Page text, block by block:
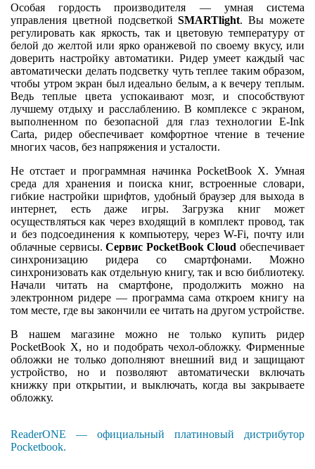
Особая гордость производителя — умная система
управления цветной подсветкойSMARTlight. Вы можете
регулировать как яркость, так и цветовую температуру от
белой до желтой или ярко оранжевой по своему вкусу, или
доверить настройку автоматики. Ридер умеет каждый час
автоматически делать подсветку чуть теплее таким образом,
чтобы утром экран был идеально белым, а к вечеру теплым.
Ведь теплые цвета успокаивают мозг, и способствуют
лучшему отдыху и расслаблению. В комплексе с экраном,
выполненном по безопасной для глаз технологии E-Ink
Carta, ридер обеспечивает комфортное чтение в течение
многих часов, без напряжения и усталости.
Не отстает и программная начинка PocketBook X. Умная
среда для хранения и поиска книг, встроенные словари,
гибкие настройки шрифтов, удобный браузер для выхода в
интернет, есть даже игры. Загрузка книг может
осуществляться как через входящий в комплект провод, так
и без подсоединения к компьютеру, через W-Fi, почту или
облачные сервисы.Сервис PocketBook Cloud обеспечивает
синхронизацию ридера со смартфонами. Можно
синхронизовать как отдельную книгу, так и всю библиотеку.
Начали читать на смартфоне, продолжить можно на
электронном ридере — программа сама откроем книгу на
том месте, где вы закончили ее читать на другом устройстве.
В нашем магазине можно не только купить ридер
PocketBook X, но и подобрать чехол-обложку. Фирменные
обложки не только дополняют внешний вид и защищают
устройство, но и позволяют автоматически включать
книжку при открытии, и выключать, когда вы закрываете
обложку.
ReaderONE — официальный платиновый дистрибутор
Pocketbook.